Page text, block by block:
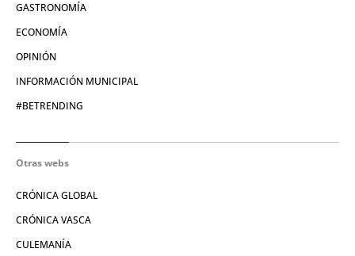
GASTRONOMÍA
ECONOMÍA
OPINIÓN
INFORMACIÓN MUNICIPAL
#BETRENDING
Otras webs
CRÓNICA GLOBAL
CRÓNICA VASCA
CULEMANÍA